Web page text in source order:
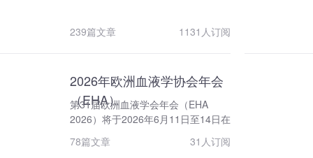
不断扩大国际交流，提高国际影响力
年在天津建立国际抗癌联盟中国联络
处，并于2010年在我国首次承办由国
际抗癌联盟（UICC）主办的世界抗癌
大会。协会是亚洲肿瘤协会（AOS)常
务理事单位，2013年在天津承办第22
届亚太抗癌大会。协会与美国、欧
1131人订阅
239篇文章
2026年欧洲血液学协会年会
（EHA）
第31届欧洲血液学会年会（EHA
2026）将于2026年6月11日至14日在
斯德哥尔摩举行。会议将集中展示前
沿的循证诊疗策略与转化医学成果，
31人订阅
78篇文章